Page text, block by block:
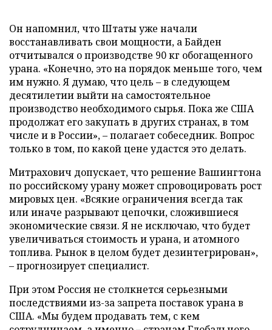
Он напомнил, что Штаты уже начали
восстанавливать свои мощности, а Байден
отчитывался о производстве 90 кг обогащенного
урана. «Конечно, это на порядок меньше того, чем
им нужно. Я думаю, что цель – в следующем
десятилетии выйти на самостоятельное
производство необходимого сырья. Пока же США
продолжат его закупать в других странах, в том
числе и в России», – полагает собеседник. Вопрос
только в том, по какой цене удастся это делать.
Митрахович допускает, что решение Вашингтона
по российскому урану может спровоцировать рост
мировых цен. «Всякие ограничения всегда так
или иначе разрывают цепочки, сложившиеся
экономические связи. Я не исключаю, что будет
увеличиваться стоимость и урана, и атомного
топлива. Рынок в целом будет дезинтегрирован»,
– прогнозирует специалист.
При этом Россия не столкнется серьезными
последствиями из-за запрета поставок урана в
США. «Мы будем продавать тем, с кем